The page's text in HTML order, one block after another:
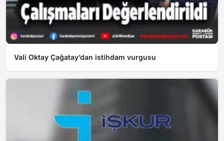
Vali Oktay Çağatay’dan istihdam vurgusu